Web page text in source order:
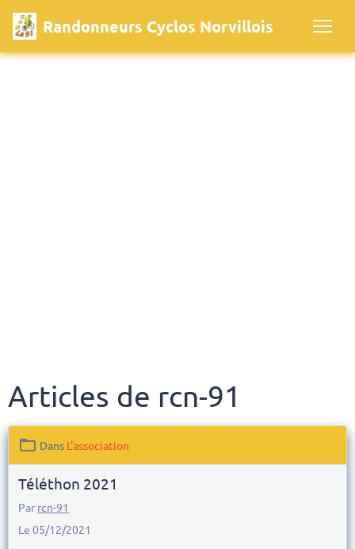
Randonneurs Cyclos Norvillois
Articles de rcn-91
Dans L'association
Téléthon 2021
Par rcn-91
Le 05/12/2021